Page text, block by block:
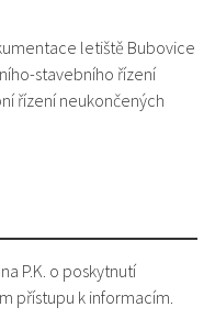
letiště Bubovice
stavebního řízení
řízení neukončených
P.K. o poskytnutí
přístupu k informacím.